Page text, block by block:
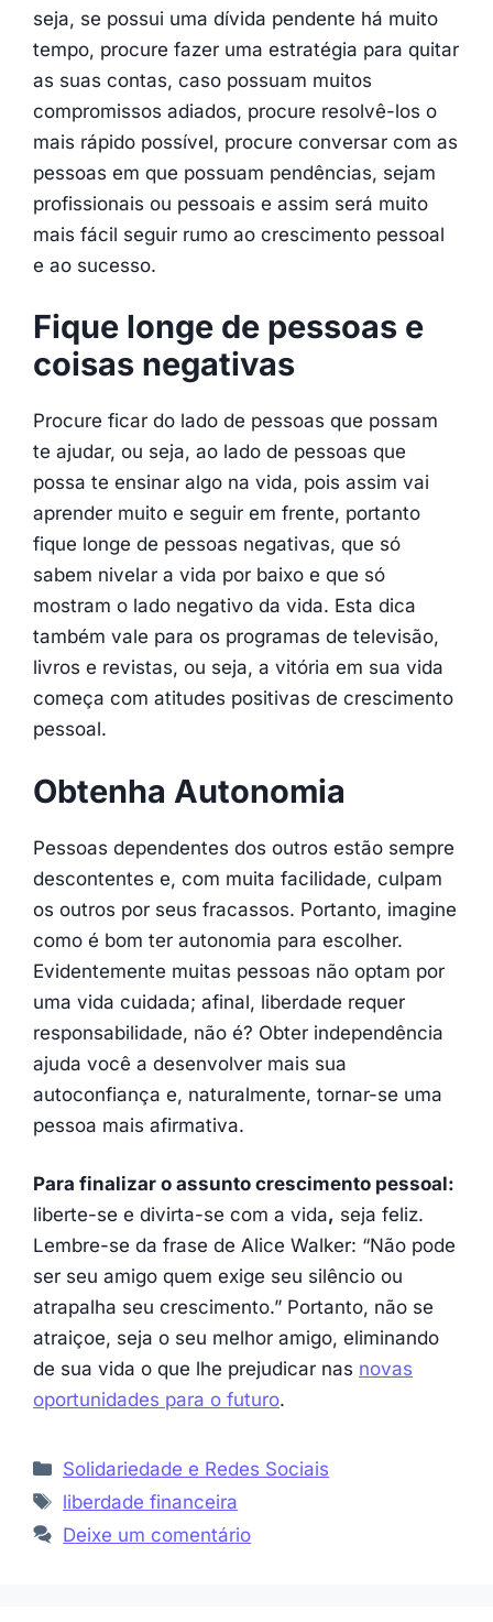
seja, se possui uma dívida pendente há muito
tempo, procure fazer uma estratégia para quitar
as suas contas, caso possuam muitos
compromissos adiados, procure resolvê-los o
mais rápido possível, procure conversar com as
pessoas em que possuam pendências, sejam
profissionais ou pessoais e assim será muito
mais fácil seguir rumo ao crescimento pessoal
e ao sucesso.
Fique longe de pessoas e
coisas negativas
Procure ficar do lado de pessoas que possam
te ajudar, ou seja, ao lado de pessoas que
possa te ensinar algo na vida, pois assim vai
aprender muito e seguir em frente, portanto
fique longe de pessoas negativas, que só
sabem nivelar a vida por baixo e que só
mostram o lado negativo da vida. Esta dica
também vale para os programas de televisão,
livros e revistas, ou seja, a vitória em sua vida
começa com atitudes positivas de crescimento
pessoal.
Obtenha Autonomia
Pessoas dependentes dos outros estão sempre
descontentes e, com muita facilidade, culpam
os outros por seus fracassos. Portanto, imagine
como é bom ter autonomia para escolher.
Evidentemente muitas pessoas não optam por
uma vida cuidada; afinal, liberdade requer
responsabilidade, não é? Obter independência
ajuda você a desenvolver mais sua
autoconfiança e, naturalmente, tornar-se uma
pessoa mais afirmativa.
Para finalizar o assunto crescimento pessoal:
liberte-se e divirta-se com a vida, seja feliz.
Lembre-se da frase de Alice Walker: “Não pode
ser seu amigo quem exige seu silêncio ou
atrapalha seu crescimento.” Portanto, não se
atraiçoe, seja o seu melhor amigo, eliminando
de sua vida o que lhe prejudicar nas novas
oportunidades para o futuro.
Categorias
Solidariedade e Redes Sociais
Etiquetas
liberdade financeira
Deixe um comentário